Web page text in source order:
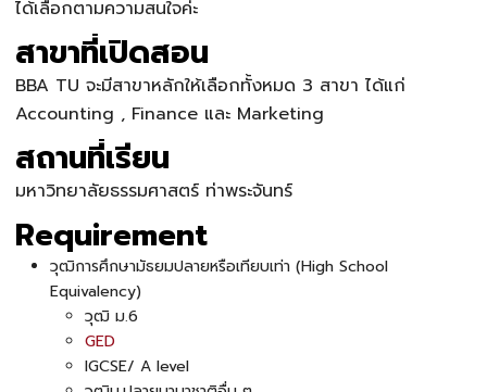
ได้เลือกตามความสนใจค่ะ
สาขาที่เปิดสอน
BBA TU จะมีสาขาหลักให้เลือกทั้งหมด 3 สาขา ได้แก่
Accounting , Finance และ Marketing
สถานที่เรียน
มหาวิทยาลัยธรรมศาสตร์ ท่าพระจันทร์
Requirement
วุฒิการศึกษามัธยมปลายหรือเทียบเท่า (High School
Equivalency)
วุฒิ ม.6
GED
IGCSE/ A level